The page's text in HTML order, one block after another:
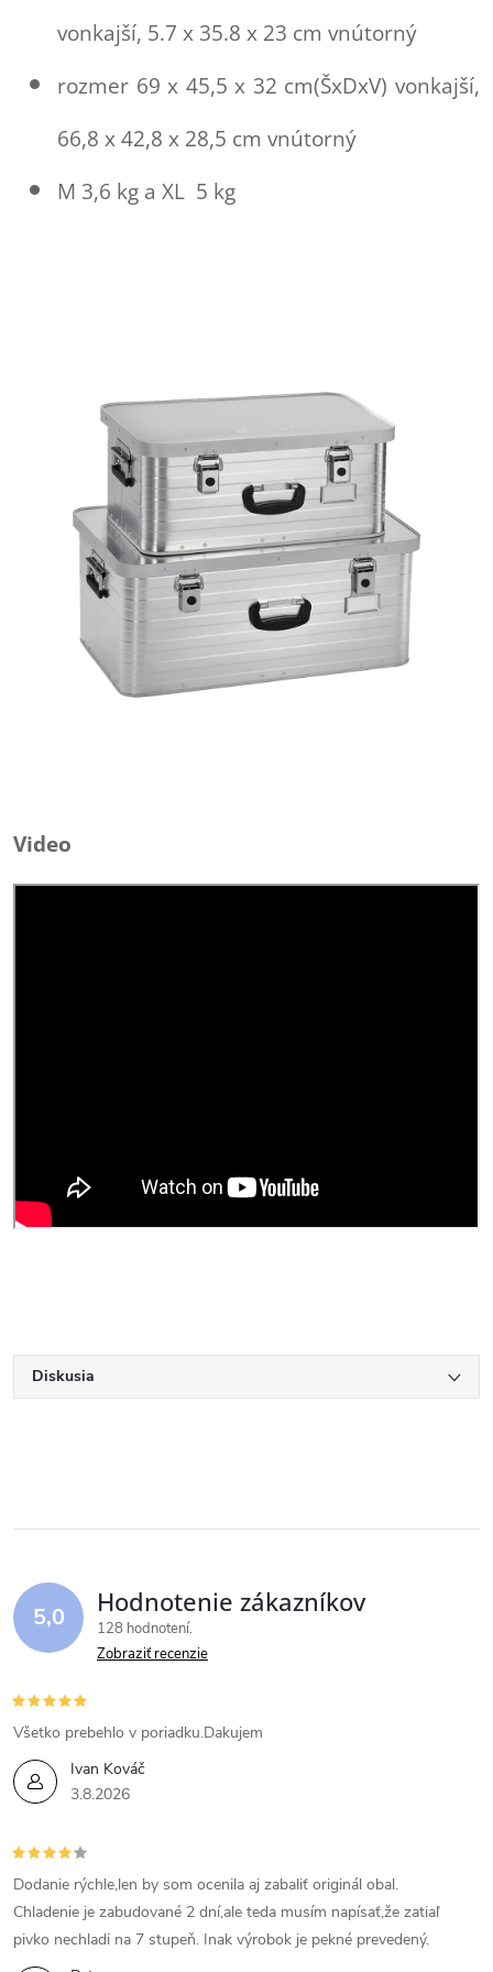
vonkajší, 5.7 x 35.8 x 23 cm vnútorný
rozmer 69 x 45,5 x 32 cm(ŠxDxV) vonkajší,
66,8 x 42,8 x 28,5 cm vnútorný
M 3,6 kg a XL 5 kg
Video
Diskusia
5,0 Hodnotenie zákazníkov
128 hodnotení
Zobraziť recenzie
Ivan Kováč
3.8.2026
Všetko prebehlo v poriadku.Dakujem
Dodanie rýchle,len by som ocenila aj zabaliť originál obal.
Chladenie je zabudované 2 dní,ale teda musím napísať,že zatiaľ
pivko nechladi na 7 stupeň. Inak výrobok je pekné prevedený.